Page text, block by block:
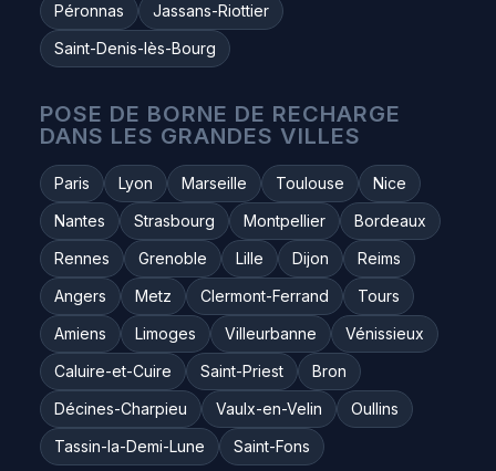
Péronnas
Jassans-Riottier
Saint-Denis-lès-Bourg
POSE DE BORNE DE RECHARGE
DANS LES GRANDES VILLES
Paris Lyon Marseille Toulouse
Nice
Nantes
Strasbourg Montpellier
Bordeaux
Rennes
Grenoble Lille Dijon
Reims
Angers
Metz Clermont-Ferrand
Tours
Amiens
Limoges Villeurbanne
Vénissieux
Caluire-et-Cuire
Saint-Priest
Bron
Décines-Charpieu
Vaulx-en-Velin
Oullins
Tassin-la-Demi-Lune
Saint-Fons